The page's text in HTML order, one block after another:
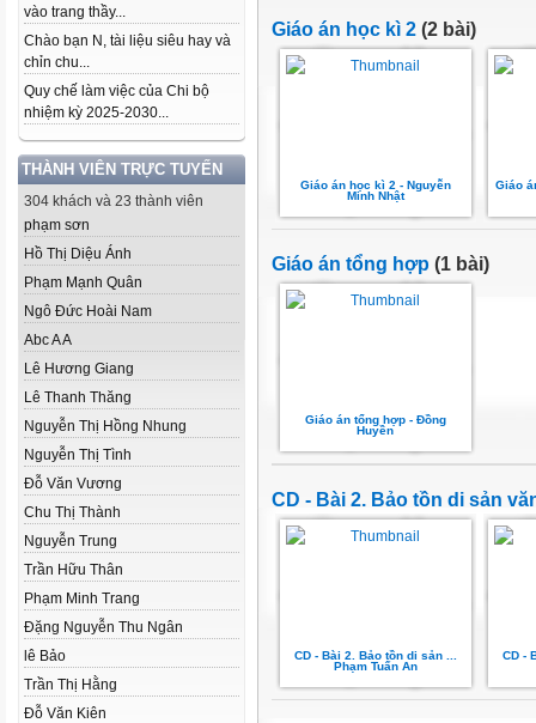
vào trang thầy...
Chào bạn N, tài liệu siêu hay và
chỉn chu...
Quy chế làm việc của Chi bộ
nhiệm kỳ 2025-2030...
THÀNH VIÊN TRỰC TUYẾN
304 khách và 23 thành viên
phạm sơn
Hồ Thị Diệu Ánh
Phạm Mạnh Quân
Ngô Đức Hoài Nam
Abc A A
Lê Hương Giang
Lê Thanh Thăng
Nguyễn Thị Hồng Nhung
Nguyễn Thị Tình
Đỗ Văn Vương
Chu Thị Thành
Nguyễn Trung
Trần Hữu Thân
Phạm Minh Trang
Đặng Nguyễn Thu Ngân
lê Bảo
Trần Thị Hằng
Đỗ Văn Kiên
Giáo án học kì 2 (2 bài)
Giáo án học kì 2 - Nguyễn
Minh Nhật
Giáo
Giáo án tổng hợp (1 bài)
Giáo án tổng hợp - Đồng
Huyền
CD - Bài 2. Bảo tồn di sản
CD - Bài 2. Bảo tồn di sản ...
Phạm Tuấn An
CD -